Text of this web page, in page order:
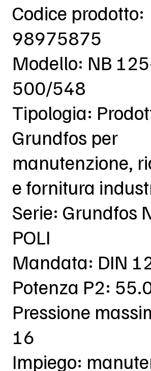
Codice prodotto:
98975875
Modello: NB
500/548
Tipologia:
Grundfos per
manutenzione,
e fornitura
Serie: Grundfos
POLI
Mandata: DIN
Potenza P2:
Pressione
16
Impiego: